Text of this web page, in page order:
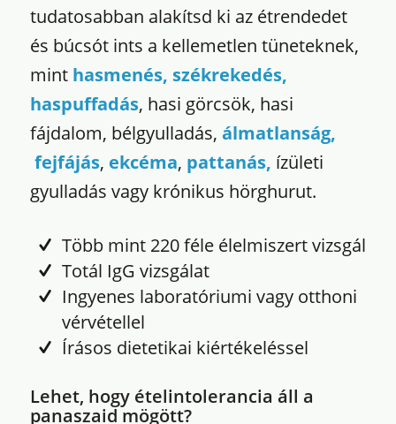
tudatosabban alakítsd ki az étrendedet
és búcsót ints a kellemetlen tüneteknek,
mint hasmenés, székrekedés,
haspuffadás, hasi görcsök, hasi
fájdalom, bélgyulladás, álmatlanság,
fejfájás, ekcéma, pattanás, ízületi
gyulladás vagy krónikus hörghurut.
Több mint 220 féle élelmiszert vizsgál
Totál IgG vizsgálat
Ingyenes laboratóriumi vagy otthoni
vérvétellel
Írásos dietetikai kiértékeléssel
Lehet, hogy ételintolerancia áll a
panaszaid mögött?